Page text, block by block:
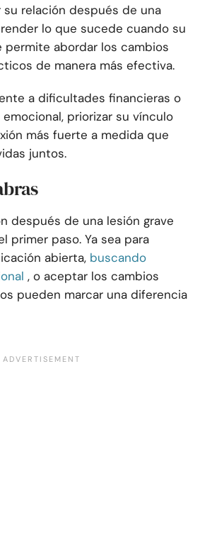
su relación después de una
lo que sucede cuando su
permite abordar los cambios
de manera más efectiva.
a dificultades financieras o
priorizar su vínculo
más fuerte a medida que
juntos.
después de una lesión grave
primer paso. Ya sea para
abierta, buscando
, o aceptar los cambios
pueden marcar una diferencia